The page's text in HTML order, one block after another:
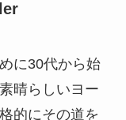
に30代から始
晴らしいヨー
的にその道を